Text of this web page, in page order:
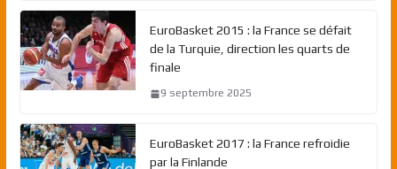
EuroBasket 2015 : la France se défait
de la Turquie, direction les quarts de
finale
9 septembre 2025
EuroBasket 2017 : la France refroidie
par la Finlande